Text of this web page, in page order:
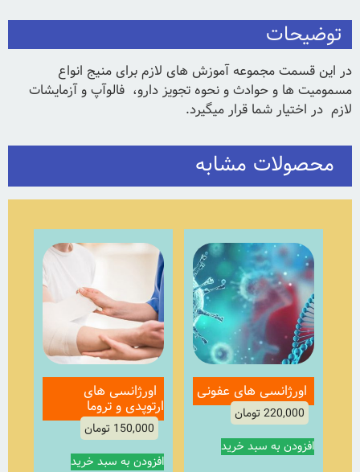
توضیحات
در این قسمت مجموعه آموزش های لازم برای منیج انواع
مسمومیت ها و حوادث و نحوه تجویز دارو، فالوآپ و آزمایشات
لازم در اختیار شما قرار میگیرد.
محصولات مشابه
اورژانسی های عفونی
220,000 تومان
افزودن به سبد خرید
اورژانسی های
ارتوپدی و تروما
150,000 تومان
افزودن به سبد خرید